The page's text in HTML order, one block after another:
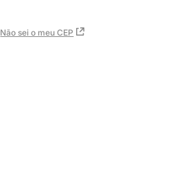
Não sei o meu CEP